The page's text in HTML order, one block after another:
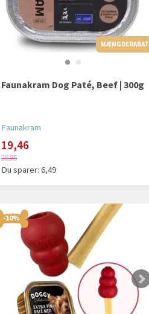
MÆNGDERABAT
Faunakram Dog Paté, Beef | 300g
Faunakram
19,46
25,95
Du sparer: 6,49
-10%